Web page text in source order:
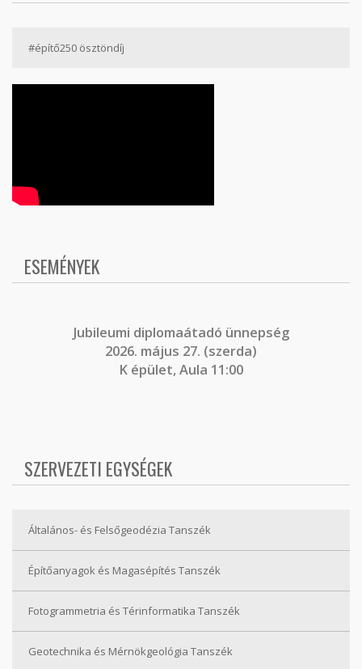
#építő250 ösztöndíj
ESEMÉNYEK
Jubileumi diplomaátadó ünnepség
2026. május 27. (szerda)
K épület, Aula 11:00
SZERVEZETI EGYSÉGEK
Általános- és Felsőgeodézia Tanszék
Építőanyagok és Magasépítés Tanszék
Fotogrammetria és Térinformatika Tanszék
Geotechnika és Mérnökgeológia Tanszék